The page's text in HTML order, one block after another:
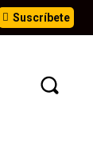
Suscríbete